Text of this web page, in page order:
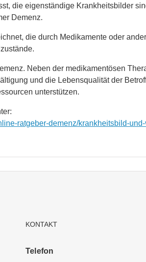
die eigenständige Krankheitsbilder
Demenz.
die durch Medikamente oder
Neben der medikamentösen
und die Lebensqualität der
unterstützen.
ratgeber-demenz/krankheitsbild-und-
KONTAKT
Telefon